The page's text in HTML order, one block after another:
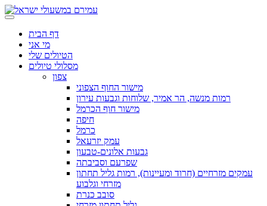
דף הבית
מי אני
הטיולים שלי
מסלולי טיולים
צפון
מישור החוף הצפוני
רמות מנשה, הר אמיר, שלוחות וגבעות עירון
מישור חוף הכרמל
חיפה
כרמל
עמק יזרעאל
גבעות אלונים-טבעון
שפרעם וסביבתה
עמקים מזרחיים (חרוד ומעיינות), רמות גליל תחתון
מזרחי וגלבוע
סובב כנרת